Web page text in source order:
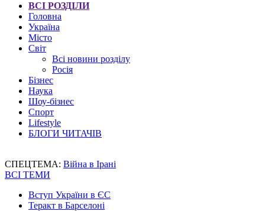
ВСІ РОЗДІЛИ
Головна
Україна
Місто
Світ
Всі новини розділу
Росія
Бізнес
Наука
Шоу-бізнес
Спорт
Lifestyle
БЛОГИ ЧИТАЧІВ
СПЕЦТЕМА: Війна в Ірані
ВСІ ТЕМИ
Вступ України в ЄС
Теракт в Барселоні